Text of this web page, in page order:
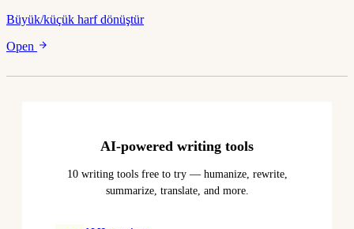
Büyük/küçük harf dönüştür
Open
AI-powered writing tools
10 writing tools free to try — humanize, rewrite,
summarize, translate, and more.